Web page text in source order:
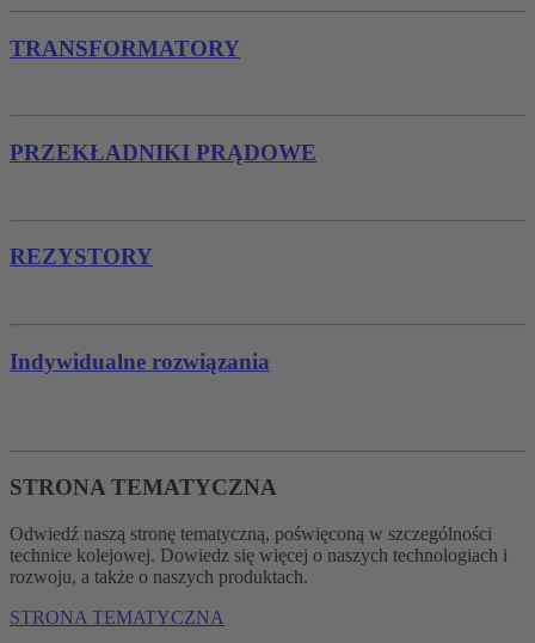
TRANSFORMATORY
PRZEKŁADNIKI PRĄDOWE
REZYSTORY
Indywidualne rozwiązania
STRONA TEMATYCZNA
Odwiedź naszą stronę tematyczną, poświęconą w szczególności
technice kolejowej. Dowiedz się więcej o naszych technologiach i
rozwoju, a także o naszych produktach.
STRONA TEMATYCZNA